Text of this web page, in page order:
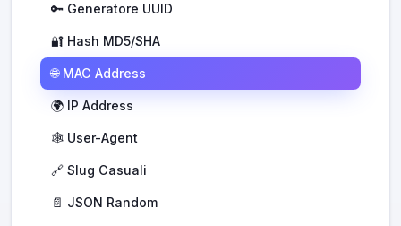
🔑 Generatore UUID
🔐 Hash MD5/SHA
🌐 MAC Address
🌍 IP Address
🕸️ User-Agent
🔗 Slug Casuali
📄 JSON Random